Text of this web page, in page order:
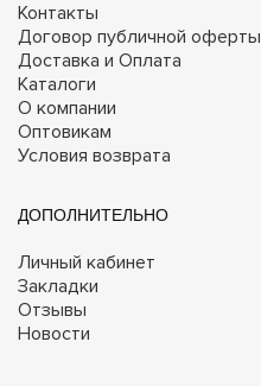
Контакты
Договор публичной оферты
Доставка и Оплата
Каталоги
О компании
Оптовикам
Условия возврата
ДОПОЛНИТЕЛЬНО
Личный кабинет
Закладки
Отзывы
Новости